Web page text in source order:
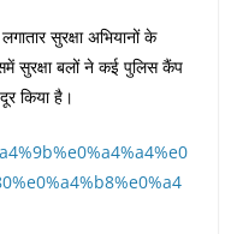
सुरक्षा अभियानों के
सुरक्षा बलों ने कई पुलिस कैंप
किया है।